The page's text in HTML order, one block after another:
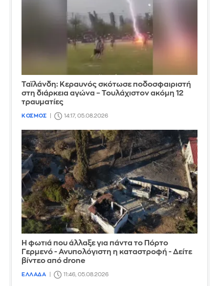
Ταϊλάνδη: Κεραυνός σκότωσε ποδοσφαιριστή
στη διάρκεια αγώνα – Τουλάχιστον ακόμη 12
τραυματίες
ΚΟΣΜΟΣ 14:17, 05.08.2026
Η φωτιά που άλλαξε για πάντα το Πόρτο
Γερμενό - Ανυπολόγιστη η καταστροφή - Δείτε
βίντεο από drone
ΕΛΛΑΔΑ 11:46, 05.08.2026